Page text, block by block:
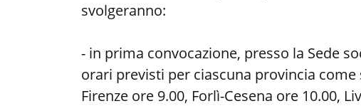
svolgeranno:
- in prima convocazione, presso la Sede
orari previsti per ciascuna provincia come
Firenze ore 9.00, Forlì-Cesena ore 10.00,